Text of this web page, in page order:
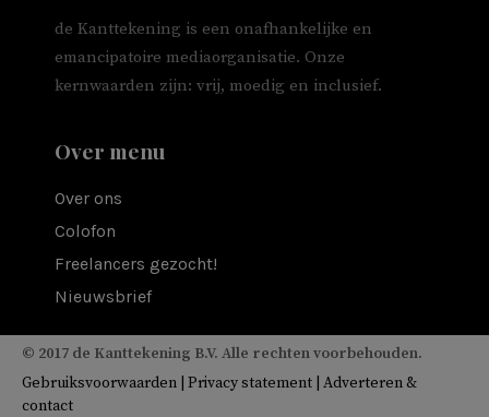
de Kanttekening is een onafhankelijke en
emancipatoire mediaorganisatie. Onze
kernwaarden zijn: vrij, moedig en inclusief.
Over menu
Over ons
Colofon
Freelancers gezocht!
Nieuwsbrief
© 2017 de Kanttekening B.V. Alle rechten voorbehouden.
Gebruiksvoorwaarden Privacy statement Adverteren &
contact